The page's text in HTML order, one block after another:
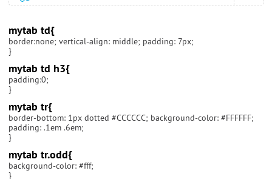
mytab td{
border:none; vertical-align: middle; padding: 7px;
}
mytab td h3{
padding:0;
}
mytab tr{
border-bottom: 1px dotted #CCCCCC; background-color: #FFFFFF;
padding: .1em .6em;
}
mytab tr.odd{
background-color: #fff;
}